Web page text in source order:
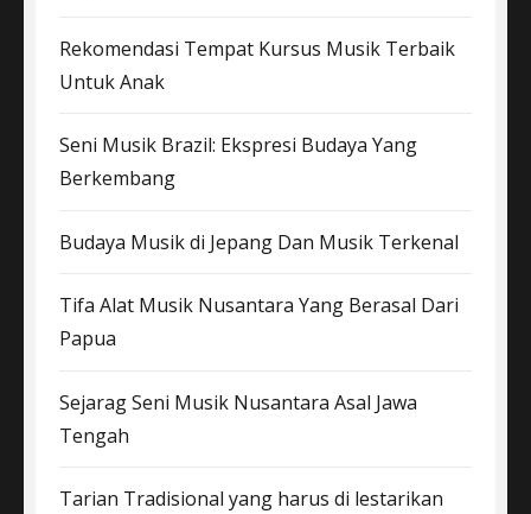
Rekomendasi Tempat Kursus Musik Terbaik
Untuk Anak
Seni Musik Brazil: Ekspresi Budaya Yang
Berkembang
Budaya Musik di Jepang Dan Musik Terkenal
Tifa Alat Musik Nusantara Yang Berasal Dari
Papua
Sejarag Seni Musik Nusantara Asal Jawa
Tengah
Tarian Tradisional yang harus di lestarikan